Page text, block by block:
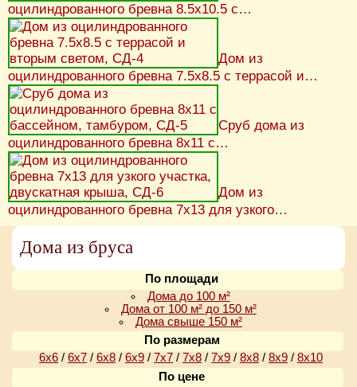
оцилиндрованного бревна 8.5х10.5 с…
Дом из
оцилиндрованного бревна 7.5х8.5 с террасой и…
Сруб дома из
оцилиндрованного бревна 8х11 с…
Дом из
оцилиндрованного бревна 7х13 для узкого…
Дома из бруса
По площади
Дома до 100 м²
Дома от 100 м² до 150 м²
Дома свыше 150 м²
По размерам
6х6 / 6х7 / 6х8 / 6х9 / 7х7 / 7х8 / 7х9 / 8х8 / 8х9 / 8х10
По цене